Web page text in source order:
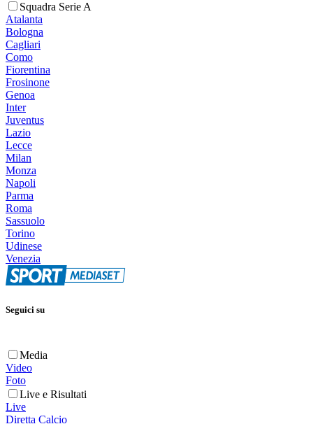
Squadra Serie A
Atalanta
Bologna
Cagliari
Como
Fiorentina
Frosinone
Genoa
Inter
Juventus
Lazio
Lecce
Milan
Monza
Napoli
Parma
Roma
Sassuolo
Torino
Udinese
Venezia
Seguici su
Media
Video
Foto
Live e Risultati
Live
Diretta Calcio